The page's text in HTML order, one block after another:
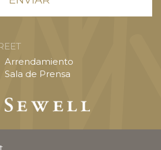
Arrendamiento
Sala de Prensa